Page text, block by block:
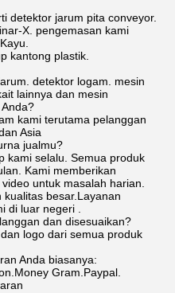
detektor jarum pita conveyor.
X. pengemasan kami
kantong plastik.
detektor logam. mesin
lainnya dan mesin
kami terutama pelanggan
Asia
jualmu?
kami selalu. Semua produk
Kami memberikan
untuk masalah harian.
besar.Layanan
di luar negeri .
dan disesuaikan?
logo dari semua produk
Anda biasanya:
Gram.Paypal.